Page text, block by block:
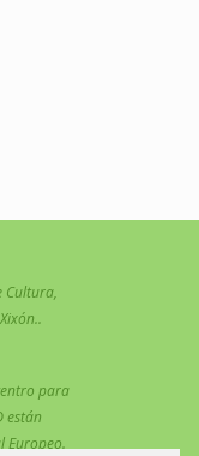
Cultura,
para
están
Europeo.